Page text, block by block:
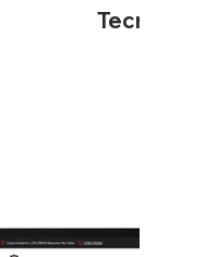
Tecnonext